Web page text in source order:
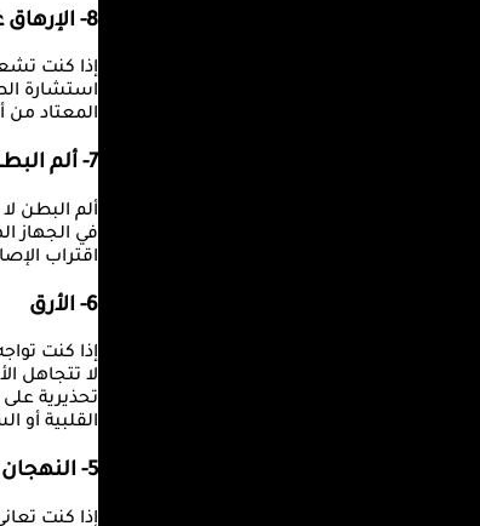
8- الإرهاق غير المعتاد
إذا كنت
استشارة
المعتاد من
7- ألم البطن
ألم البطن
في الجهاز
اقتراب
6- الأرق
إذا كنت
لا تتجاهل
تحذيرية على
القلبية أو
5- النهجان أو صعوبة التنفس
إذا كنت